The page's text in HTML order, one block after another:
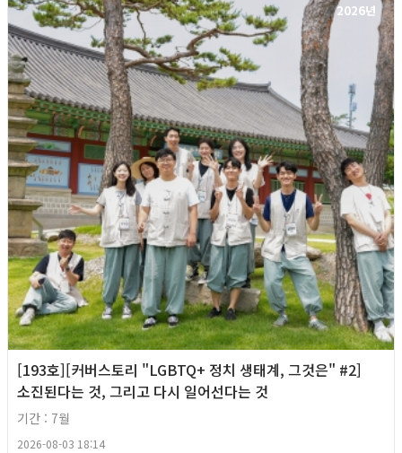
2026년
[193호][커버스토리 "LGBTQ+ 정치 생태계, 그것은" #2]
소진된다는 것, 그리고 다시 일어선다는 것
기간 : 7월
2026-08-03 18:14